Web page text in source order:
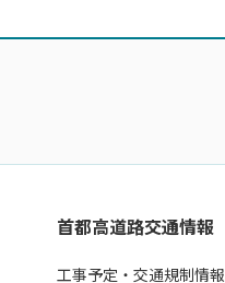
首都高道路交通情報
工事予定・交通規制情報